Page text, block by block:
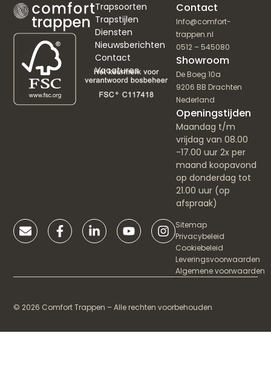
Trapsoorten
Trapstijlen
Diensten
Nieuwsberichten
Contact
Vacatures
Contact
Info@comfort-
trappen.nl
0512 – 545080
Showroom
De Boeg 10a
9206 BB Drachten
Nederland
Openingstijden
Maandag t/m
vrijdag van 08.00
-17.00 uur 2x per
maand koopavond
op donderdag tot
21.00 uur (op
afspraak)
Sitemap
Privacybeleid
Cookiebeleid
Leveringsvoorwaarden
Algemene voorwaarden
© 2026 Comfort Trappen – Alle rechten voorbehouden